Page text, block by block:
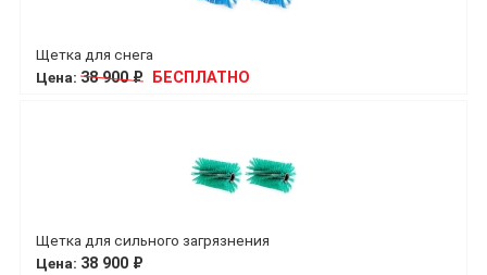
Щетка для снега
Цена: 38 900 ₽ БЕСПЛАТНО
Щетка для сильного загрязнения
Цена: 38 900 ₽